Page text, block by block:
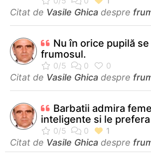
Citat de Vasile Ghica despre
Nu în orice pupilă
frumosul.
Citat de Vasile Ghica despre
Barbatii admira
inteligente si le
Citat de Vasile Ghica despre